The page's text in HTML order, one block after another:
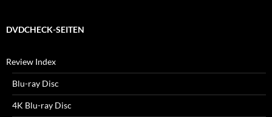
DVDCHECK-SEITEN
Review Index
Blu-ray Disc
4K Blu-ray Disc